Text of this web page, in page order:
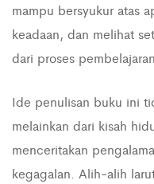
mampu bersyukur atas
keadaan, dan melihat
dari proses
Ide penulisan buku ini
melainkan dari kisah
menceritakan
kegagalan. Alih-alih